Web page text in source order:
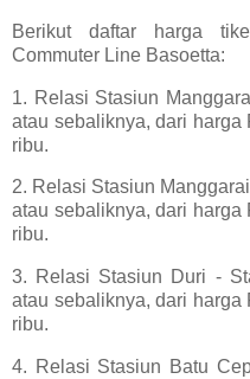
Berikut daftar harga
Commuter Line Basoetta:
1. Relasi Stasiun
atau sebaliknya, dari
ribu.
2. Relasi Stasiun
atau sebaliknya, dari
ribu.
3. Relasi Stasiun Duri -
atau sebaliknya, dari
ribu.
4. Relasi Stasiun Batu